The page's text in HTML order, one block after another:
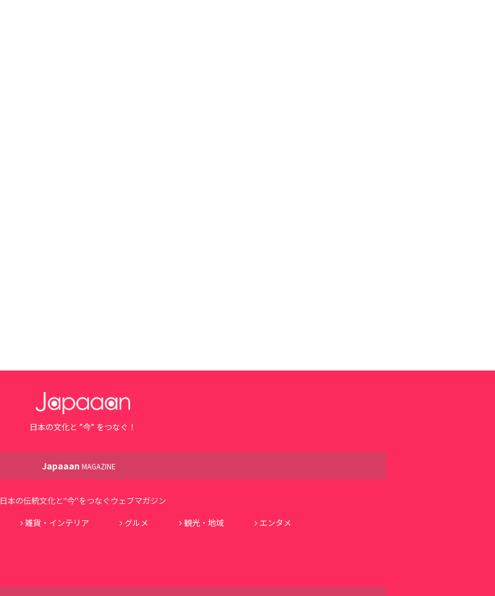
日本の文化と ”今” をつなぐ！
Japaaan MAGAZINE
日本の伝統文化と"今"をつなぐウェブマガジン
雑貨・インテリア グルメ 観光・地域
エンタメ